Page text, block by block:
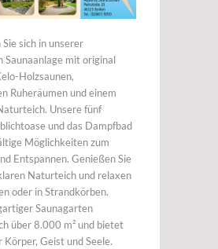
sich in unserer
Saunaanlage mit original
Holzsaunen,
Ruheräumen und einem
Unsere fünf
und das Dampfbad
Möglichkeiten zum
Entspannen. Genießen Sie
Naturteich und relaxen
oder in Strandkörben.
Saunagarten
über 8.000 m² und bietet
Körper, Geist und Seele.